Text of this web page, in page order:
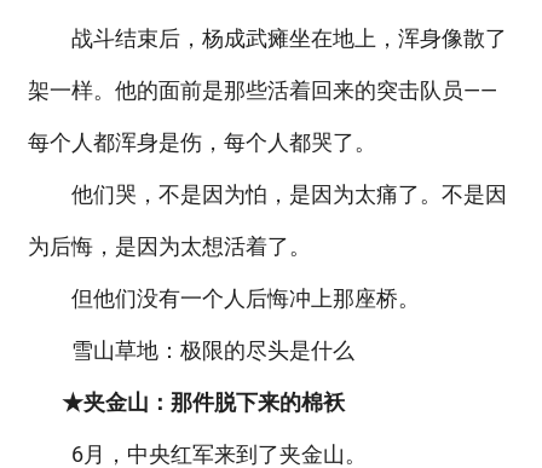
战斗结束后，杨成武瘫坐在地上，浑身像散了
架一样。他的面前是那些活着回来的突击队员——
每个人都浑身是伤，每个人都哭了。
他们哭，不是因为怕，是因为太痛了。不是因
为后悔，是因为太想活着了。
但他们没有一个人后悔冲上那座桥。
雪山草地：极限的尽头是什么
★夹金山：那件脱下来的棉袄
6月，中央红军来到了夹金山。